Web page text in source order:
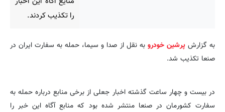
را تکذیب کردند.
به گزارشپرشین خودرو به نقل از صدا و سیما، حمله به سفارت ایران در
صنعا تکذیب شد.
در بیست و چهار ساعت گذشته اخبار جعلی از برخی منابع درباره حمله به
سفارت کشورمان در صنعا منتشر شده بود که منابع آگاه این خبر را